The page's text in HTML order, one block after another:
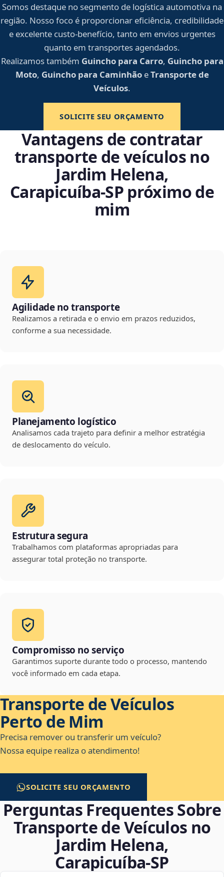
Somos destaque no segmento de logística automotiva na
região. Nosso foco é proporcionar eficiência, credibilidade
e excelente custo-benefício, tanto em envios urgentes
quanto em transportes agendados.
Realizamos também Guincho para Carro, Guincho para
Moto, Guincho para CaminhãoeTransporte de
Veículos.
SOLICITE SEU ORÇAMENTO
Vantagens de contratar
transporte de veículos no
Jardim Helena,
Carapicuíba‑SP próximo de
mim
Agilidade no transporte
Realizamos a retirada e o envio em prazos reduzidos,
conforme a sua necessidade.
Planejamento logístico
Analisamos cada trajeto para definir a melhor estratégia
de deslocamento do veículo.
Estrutura segura
Trabalhamos com plataformas apropriadas para
assegurar total proteção no transporte.
Compromisso no serviço
Garantimos suporte durante todo o processo, mantendo
você informado em cada etapa.
Transporte de Veículos
Perto de Mim
Precisa remover ou transferir um veículo?
Nossa equipe realiza o atendimento!
SOLICITE SEU ORÇAMENTO
Perguntas Frequentes Sobre
Transporte de Veículos no
Jardim Helena,
Carapicuíba‑SP